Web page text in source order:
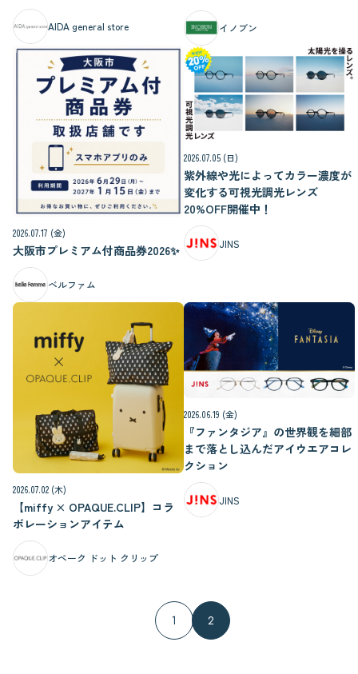
AIDA general store イノブン
2026.07.17 (金)
大阪市プレミアム付商品券2026✨
ベルファム
2026.07.05 (日)
紫外線や光によってカラー濃度が
変化する可視光調光レンズ
20%OFF開催中！
JINS
2026.07.02 (木)
【miffy × OPAQUE.CLIP】コラ
ボレーションアイテム
オペーク ドット クリップ
2026.06.19 (金)
『ファンタジア』の世界観を細部
まで落とし込んだアイウエアコレ
クション
JINS
1 2